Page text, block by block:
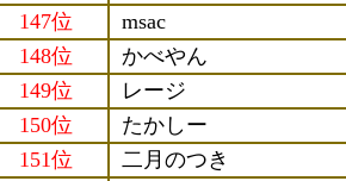
147位
msac
148位
かべやん
149位
レージ
150位
たかしー
151位
二月のつき